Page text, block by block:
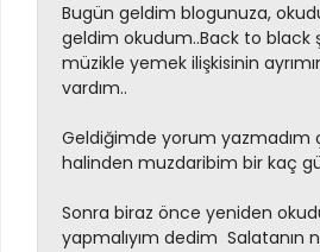
Bugün geldim blogunuza,
geldim okudum..Back to black
müzikle yemek ilişkisinin
vardım..
Geldiğimde yorum yazmadım
halinden muzdaribim bir kaç
Sonra biraz önce yeniden
yapmalıyım dedim Salatanın